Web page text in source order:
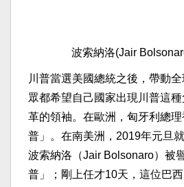
波索納洛(Jair
川普當選美國總統之後，帶動
眾都希望自己國家出現川普這
革的領袖。在歐洲，匈牙利總理
普」。在南美洲，2019年元旦
波索納洛（Jair Bolsonaro）被
普」；剛上任才10天，這位巴西